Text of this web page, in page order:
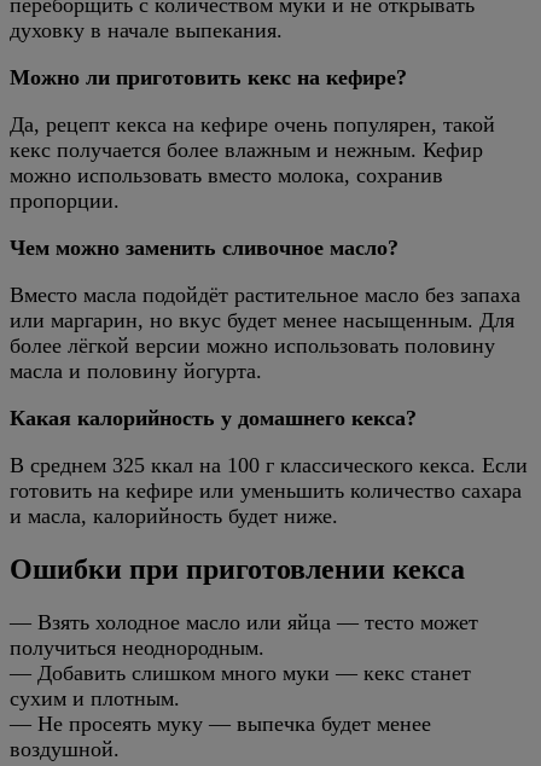
переборщить с количеством муки и не открывать
духовку в начале выпекания.
Можно ли приготовить кекс на кефире?
Да, рецепт кекса на кефире очень популярен, такой
кекс получается более влажным и нежным. Кефир
можно использовать вместо молока, сохранив
пропорции.
Чем можно заменить сливочное масло?
Вместо масла подойдёт растительное масло без запаха
или маргарин, но вкус будет менее насыщенным. Для
более лёгкой версии можно использовать половину
масла и половину йогурта.
Какая калорийность у домашнего кекса?
В среднем 325 ккал на 100 г классического кекса. Если
готовить на кефире или уменьшить количество сахара
и масла, калорийность будет ниже.
Ошибки при приготовлении кекса
— Взять холодное масло или яйца — тесто может
получиться неоднородным.
— Добавить слишком много муки — кекс станет
сухим и плотным.
— Не просеять муку — выпечка будет менее
воздушной.